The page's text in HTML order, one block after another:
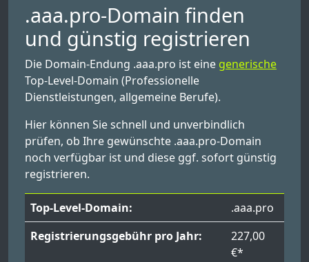
.aaa.pro-Domain finden
und günstig registrieren
Die Domain-Endung .aaa.pro ist eine generische
Top-Level-Domain (Professionelle
Dienstleistungen, allgemeine Berufe).
Hier können Sie schnell und unverbindlich
prüfen, ob Ihre gewünschte .aaa.pro-Domain
noch verfügbar ist und diese ggf. sofort günstig
registrieren.
Top-Level-Domain:
.aaa.pro
Registrierungsgebühr pro Jahr:
227,00
€*